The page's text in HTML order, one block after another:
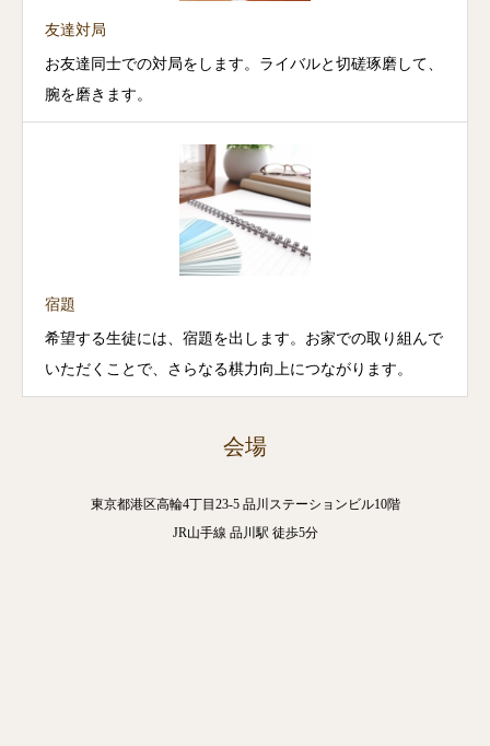
友達対局
お友達同士での対局をします。ライバルと切磋琢磨して、
腕を磨きます。
宿題
希望する生徒には、宿題を出します。お家での取り組んで
いただくことで、さらなる棋力向上につながります。
会場
東京都港区高輪4丁目23-5 品川ステーションビル10階
JR山手線 品川駅 徒歩5分